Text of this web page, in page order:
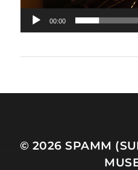
00:00
© 2026SPAMM